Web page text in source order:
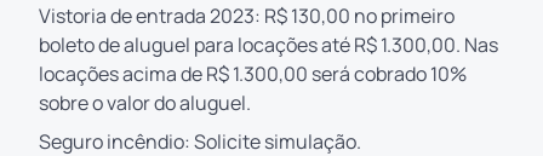
Vistoria de entrada 2023: R$ 130,00 no primeiro
boleto de aluguel para locações até R$ 1.300,00. Nas
locações acima de R$ 1.300,00 será cobrado 10%
sobre o valor do aluguel.
Seguro incêndio: Solicite simulação.